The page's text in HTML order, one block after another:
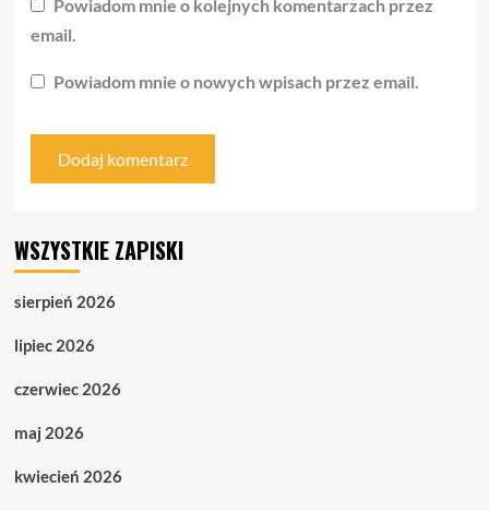
Powiadom mnie o kolejnych komentarzach przez
email.
Powiadom mnie o nowych wpisach przez email.
WSZYSTKIE ZAPISKI
sierpień 2026
lipiec 2026
czerwiec 2026
maj 2026
kwiecień 2026